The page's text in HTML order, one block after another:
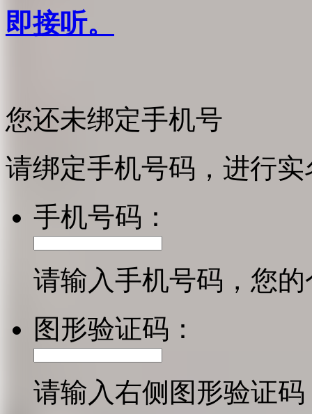
即接听。
您还未绑定手机号
请绑定手机号码，进行
手机号码：
请输入手机号码，您
图形验证码：
请输入右侧图形验证码